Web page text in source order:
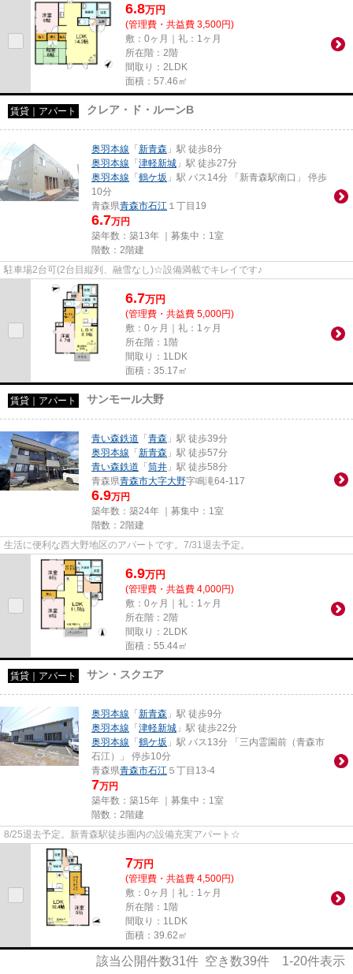
6.8万円
(管理費・共益費 3,500円)
敷：0ヶ月｜礼：1ヶ月
所在階：2階
間取り：2LDK
面積：57.46㎡
賃貸｜アパート クレア・ド・ルーンB
奥羽本線 「 新青森 」駅 徒歩8分
奥羽本線 「 津軽新城 」駅 徒歩27分
奥羽本線 「 鶴ケ坂 」駅 バス14分 「新青森駅南口」 停歩
10分
青森県青森市石江 １丁目19
6.7万円
築年数：築13年 ｜募集中： 1室
階数：2階建
駐車場2台可(2台目縦列、融雪なし)☆設備満載でキレイです♪
6.7万円
(管理費・共益費 5,000円)
敷：0ヶ月｜礼：1ヶ月
所在階：1階
間取り：1LDK
面積：35.17㎡
賃貸｜アパート サンモール大野
青い森鉄道 「 青森 」駅 徒歩39分
奥羽本線 「 新青森 」駅 徒歩57分
青い森鉄道 「 筒井 」駅 徒歩58分
青森県青森市大字大野字鳴滝64-117
6.9万円
築年数：築24年 ｜募集中： 1室
階数：2階建
生活に便利な西大野地区のアパートです。7/31退去予定。
6.9万円
(管理費・共益費 4,000円)
敷：0ヶ月｜礼：1ヶ月
所在階：2階
間取り：2LDK
面積：55.44㎡
賃貸｜アパート サン・スクエア
奥羽本線 「 新青森 」駅 徒歩9分
奥羽本線 「 津軽新城 」駅 徒歩22分
奥羽本線 「 鶴ケ坂 」駅 バス13分 「三内霊園前（青森市
石江）」 停歩10分
青森県青森市石江 ５丁目13-4
7万円
築年数：築15年 ｜募集中： 1室
階数：2階建
8/25退去予定。新青森駅徒歩圏内の設備充実アパート☆
7万円
(管理費・共益費 4,500円)
敷：0ヶ月｜礼：1ヶ月
所在階：1階
間取り：1LDK
面積：39.62㎡
該当公開件数31件 空き数39件 1-20件表示